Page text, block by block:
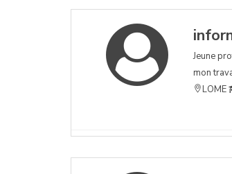
Jeune
mon
LOME